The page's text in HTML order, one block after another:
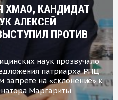
ХМАО, КАНДИДАТ
АЛЕКСЕЙ
ПРОТИВ
наук прозвучало
патриарха РПЦ
на «склонение» к
Маргариты